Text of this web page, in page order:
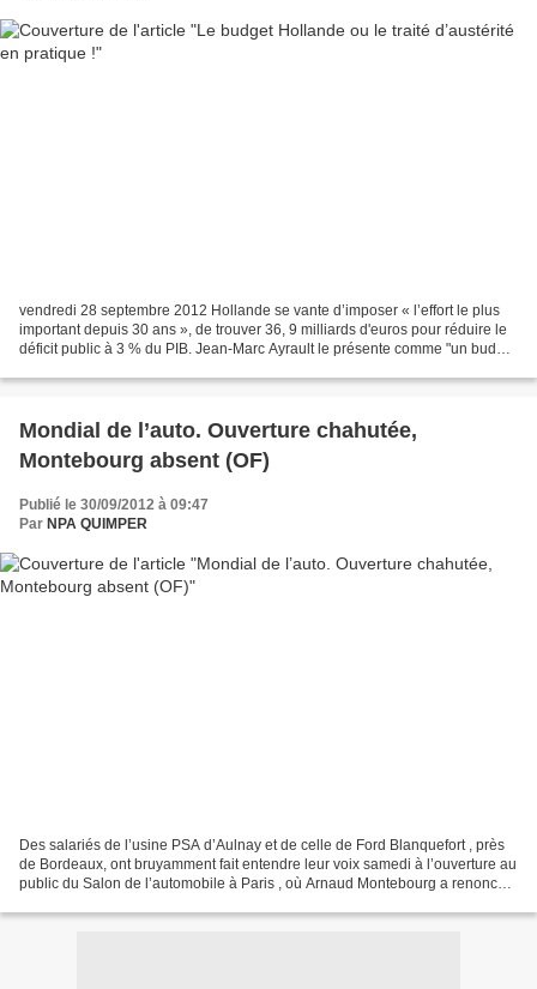
vendredi 28 septembre 2012 Hollande se vante d’imposer « l’effort le plus
important depuis 30 ans », de trouver 36, 9 milliards d'euros pour réduire le
déficit public à 3 % du PIB. Jean-Marc Ayrault le présente comme "un budget
Mondial de l’auto. Ouverture chahutée,
Montebourg absent (OF)
Publié le 30/09/2012 à 09:47
Par NPA QUIMPER
Des salariés de l’usine PSA d’Aulnay et de celle de Ford Blanquefort , près
de Bordeaux, ont bruyamment fait entendre leur voix samedi à l’ouverture au
public du Salon de l’automobile à Paris , où Arnaud Montebourg a renoncé à